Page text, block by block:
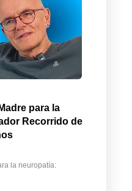
para la
Recorrido de
la neuropatía: